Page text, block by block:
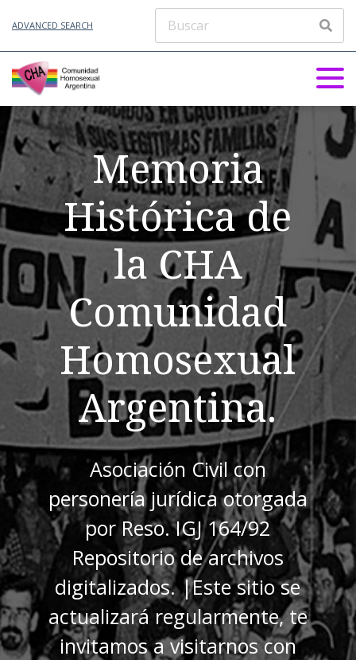
ADVANCED SEARCH
Memoria
Histórica de
la CHA
Comunidad
Homosexual
Argentina.
Asociación Civil con
personería jurídica otorgada
por Reso. IGJ 164/92
Repositorio de archivos
digitalizados. |Este sitio se
actualizará regularmente, te
invitamos a visitarnos con